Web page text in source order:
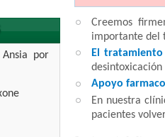
Creemos
importante del
El
Apoyo
En nuestra
pacientes
Ansia por